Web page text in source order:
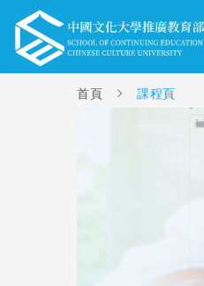
首頁 課程頁